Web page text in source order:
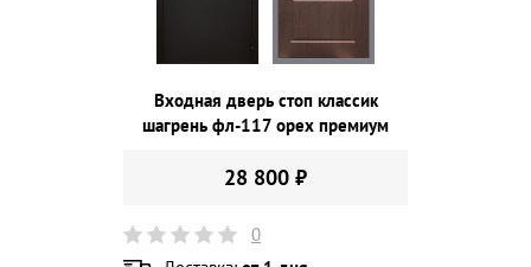
Входная дверь стоп классик
шагрень фл-117 орех премиум
28 800 ₽
0